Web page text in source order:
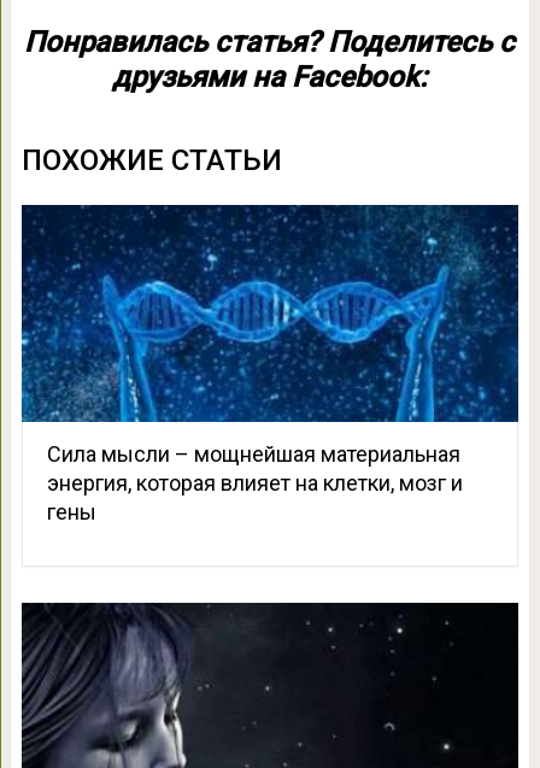
Понравилась статья? Поделитесь с
друзьями на Facebook:
ПОХОЖИЕ СТАТЬИ
Сила мысли – мощнейшая материальная
энергия, которая влияет на клетки, мозг и
гены